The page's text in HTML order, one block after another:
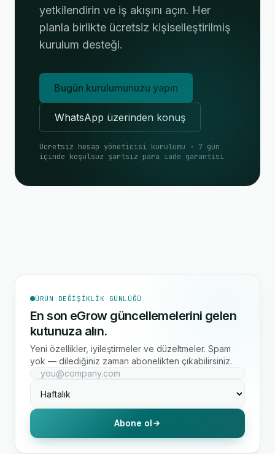
yetkilendirin ve iş akışını açın. Her
planla birlikte ücretsiz kişiselleştirilmiş
kurulum desteği.
Bugün kurulumunuzu yapın
WhatsApp üzerinden konuş
Ücretsiz hesap yöneticisi kurulumu · 7 gün
içinde koşulsuz şartsız para iade garantisi
ÜRÜN DEĞIŞIKLIK GÜNLÜĞÜ
En son eGrow güncellemelerini gelen
kutunuza alın.
Yeni özellikler, iyileştirmeler ve düzeltmeler. Spam
yok — dilediğiniz zaman abonelikten çıkabilirsiniz.
Abone ol